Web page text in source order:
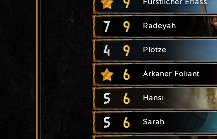
Fürstlicher Erlass
7 9 Radeyah
4 9 Plötze
6 Arkaner Foliant
5 6 Hansi
5 6 Sarah